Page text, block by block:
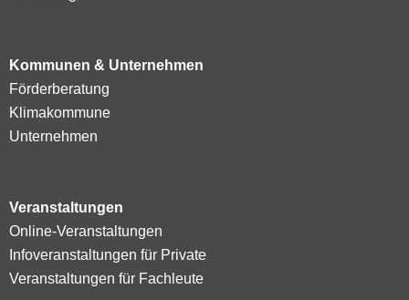
Kommunen & Unternehmen
Förderberatung
Klimakommune
Unternehmen
Veranstaltungen
Online-Veranstaltungen
Infoveranstaltungen für Private
Veranstaltungen für Fachleute